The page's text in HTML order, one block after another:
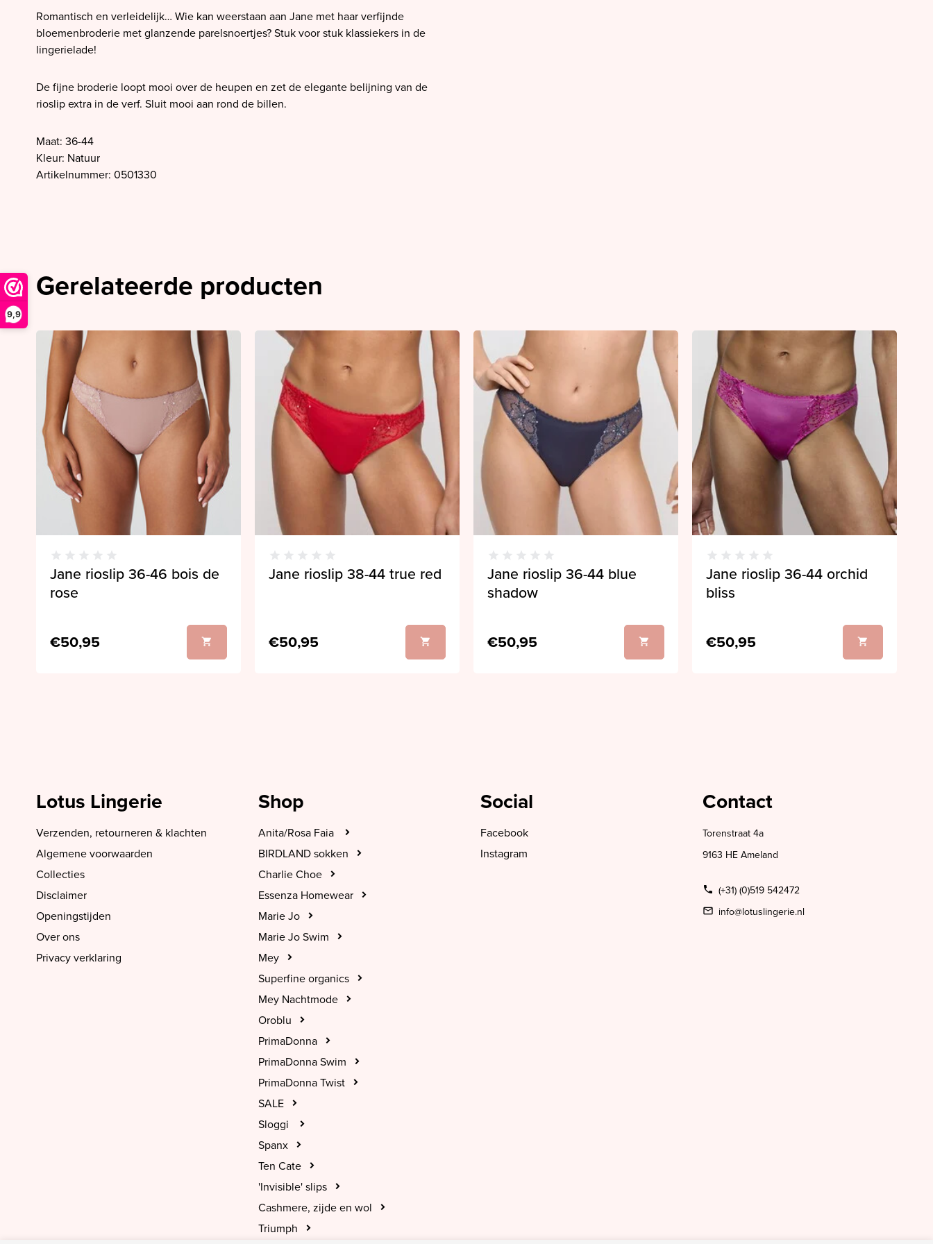
9,9
SALE PrimaDonna Twist
SALE PrimaDonna Swim
Romantisch en verleidelijk… Wie kan weerstaan aan Jane met haar verfijnde
bloemenbroderie met glanzende parelsnoertjes? Stuk voor stuk klassiekers in de
lingerielade!
De fijne broderie loopt mooi over de heupen en zet de elegante belijning van de
rioslip extra in de verf. Sluit mooi aan rond de billen.
Maat: 36-44
Kleur: Natuur
Artikelnummer: 0501330
Gerelateerde producten
Jane rioslip 36-46 bois de
rose
€50,95
Jane rioslip 38-44 true red
€50,95
Jane rioslip 36-44 blue
shadow
€50,95
Jane rioslip 36-44 orchid
bliss
€50,95
Lotus Lingerie
Verzenden, retourneren & klachten
Algemene voorwaarden
Collecties
Disclaimer
Openingstijden
Over ons
Privacy verklaring
Shop
Anita/Rosa Faia
BIRDLAND sokken
Charlie Choe
Essenza Homewear
Marie Jo
Marie Jo Swim
Mey
Superfine organics
Mey Nachtmode
Oroblu
PrimaDonna
PrimaDonna Swim
PrimaDonna Twist
SALE
Sloggi
Spanx
Ten Cate
'Invisible' slips
Cashmere, zijde en wol
Triumph
Social
Facebook
Instagram
Contact
Torenstraat 4a
9163 HE Ameland
(+31) (0)519 542472
info@lotuslingerie.nl